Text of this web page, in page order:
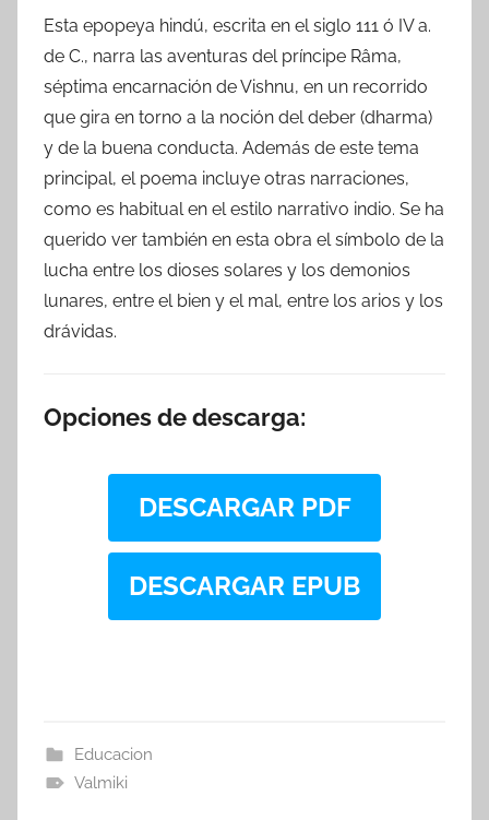
Esta epopeya hindú, escrita en el siglo 111 ó IV a.
de C., narra las aventuras del príncipe Râma,
séptima encarnación de Vishnu, en un recorrido
que gira en torno a la noción del deber (dharma)
y de la buena conducta. Además de este tema
principal, el poema incluye otras narraciones,
como es habitual en el estilo narrativo indio. Se ha
querido ver también en esta obra el símbolo de la
lucha entre los dioses solares y los demonios
lunares, entre el bien y el mal, entre los arios y los
drávidas.
Opciones de descarga:
DESCARGAR PDF
DESCARGAR EPUB
Educacion
Valmiki